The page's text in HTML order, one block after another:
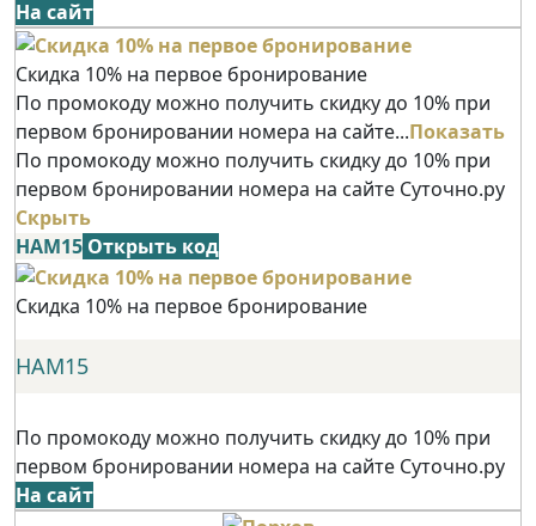
На сайт
Скидка 10% на первое бронирование
По промокоду можно получить скидку до 10% при
первом бронировании номера на сайте...Показать
По промокоду можно получить скидку до 10% при
первом бронировании номера на сайте Суточно.ру
Скрыть
НАМ15 Открыть код
Скидка 10% на первое бронирование
НАМ15
По промокоду можно получить скидку до 10% при
первом бронировании номера на сайте Суточно.ру
На сайт